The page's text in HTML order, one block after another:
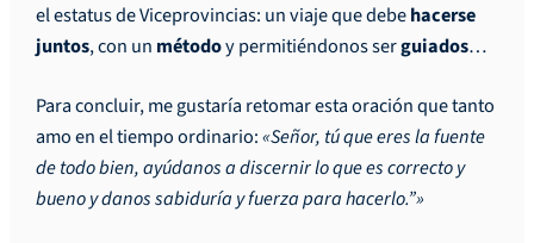
el estatus de Viceprovincias: un viaje que debehacerse
juntos, con un métodoy permitiéndonos serguiados…
Para concluir, me gustaría retomar esta oración que tanto
amo en el tiempo ordinario:«Señor, tú que eres la fuente
de todo bien, ayúdanos a discernir lo que es correcto y
bueno y danos sabiduría y fuerza para hacerlo.”»